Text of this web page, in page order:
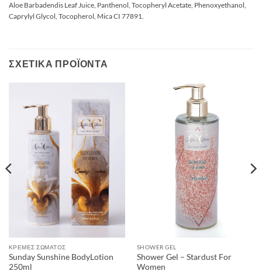
Aloe Barbadendis Leaf Juice, Panthenol, Tocopheryl Acetate, Phenoxyethanol,
Caprylyl Glycol, Tocopherol, Mica CI 77891.
ΣΧΕΤΙΚΆ ΠΡΟΪΌΝΤΑ
ΚΡΈΜΕΣ ΣΏΜΑΤΟΣ
Sunday Sunshine BodyLotion
250ml
SHOWER GEL
Shower Gel – Stardust For
Women